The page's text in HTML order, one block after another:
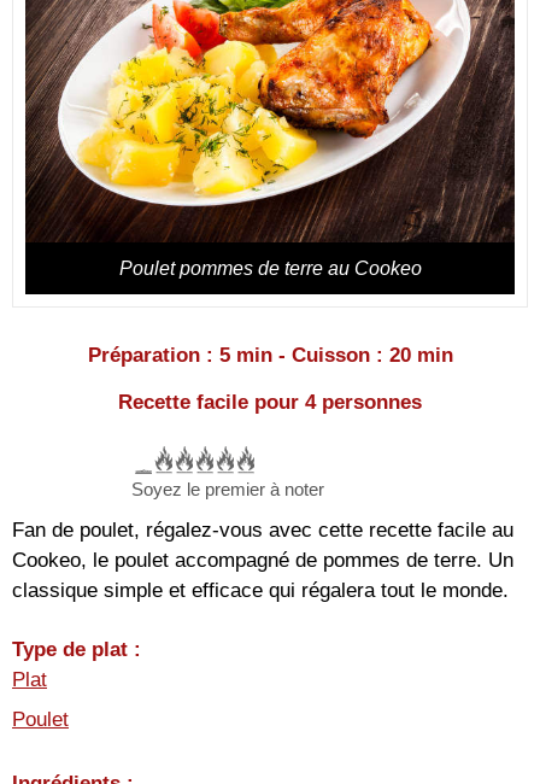
Poulet pommes de terre au Cookeo
Préparation : 5 min - Cuisson : 20 min
Recette facile pour 4 personnes
Soyez le premier à noter
Fan de poulet, régalez-vous avec cette recette facile au
Cookeo, le poulet accompagné de pommes de terre. Un
classique simple et efficace qui régalera tout le monde.
Type de plat :
Plat
Poulet